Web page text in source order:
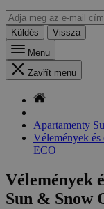
Küldés
Vissza
Menu
Zavřít menu
Apartamenty
Vélemények
ECO
Vélemények
Sun & Snow